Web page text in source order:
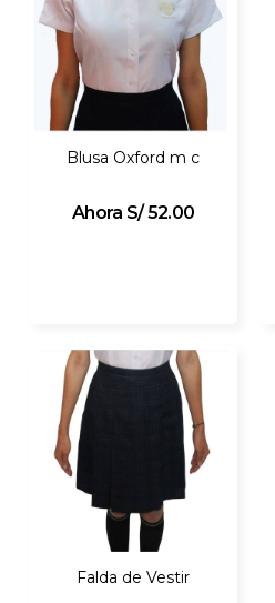
Blusa Oxford m c
S/ 52.00
Falda de Vestir